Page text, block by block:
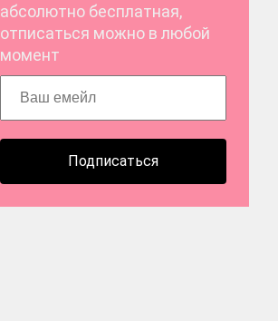
абсолютно бесплатная,
отписаться можно в любой
момент
Подписаться